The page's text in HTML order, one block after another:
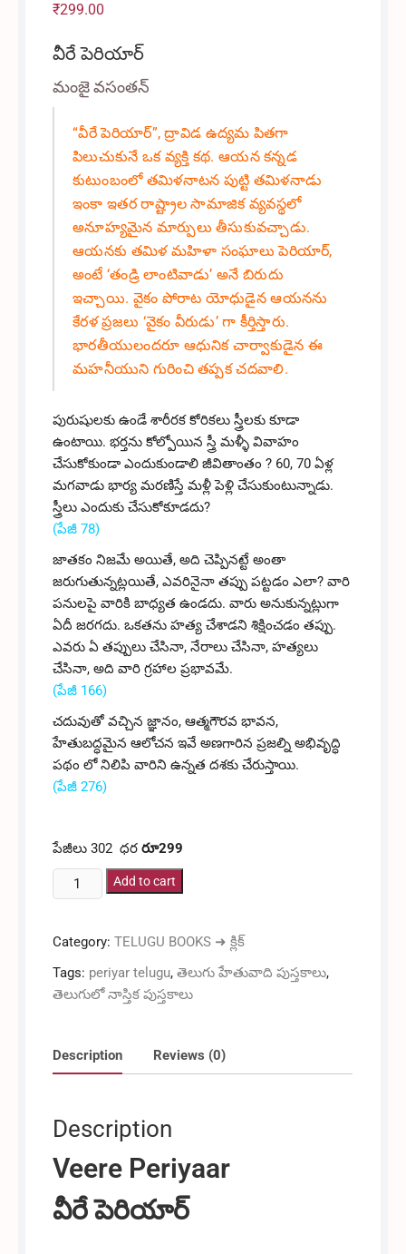
₹299.00
వీరే పెరియార్
మంజై వసంతన్
“వీరే పెరియార్”, ద్రావిడ ఉద్యమ పితగా
పిలుచుకునే ఒక వ్యక్తి కథ. ఆయన కన్నడ
కుటుంబంలో తమిళనాటన పుట్టి తమిళనాడు
ఇంకా ఇతర రాష్ట్రాల సామాజిక వ్యవస్థలో
అనూహ్యమైన మార్పులు తీసుకువచ్చాడు.
ఆయనకు తమిళ మహిళా సంఘాలు పెరియార్,
అంటే ‘తండ్రి లాంటివాడు’ అనే బిరుదు
ఇచ్చాయి. వైకం పోరాట యోధుడైన ఆయనను
కేరళ ప్రజలు ‘వైకం వీరుడు’ గా కీర్తిస్తారు.
భారతీయులందరూ ఆధునిక చార్వాకుడైన ఈ
మహనీయుని గురించి తప్పక చదవాలి.
పురుషులకు ఉండే శారీరక కోరికలు స్త్రీలకు కూడా
ఉంటాయి. భర్తను కోల్పోయిన స్త్రీ మళ్ళీ వివాహం
చేసుకోకుండా ఎందుకుండాలి జీవితాంతం ? 60, 70 ఏళ్ల
మగవాడు భార్య మరణిస్తే మళ్లీ పెళ్లి చేసుకుంటున్నాడు.
స్త్రీలు ఎందుకు చేసుకోకూడదు?
(పేజీ 78)
జాతకం నిజమే అయితే, అది చెప్పినట్టే అంతా
జరుగుతున్నట్లయితే, ఎవరినైనా తప్పు పట్టడం ఎలా? వారి
పనులపై వారికి బాధ్యత ఉండదు. వారు అనుకున్నట్లుగా
ఏదీ జరగదు. ఒకతను హత్య చేశాడని శిక్షించడం తప్పు.
ఎవరు ఏ తప్పులు చేసినా, నేరాలు చేసినా, హత్యలు
చేసినా, అది వారి గ్రహాల ప్రభావమే.
(పేజీ 166)
చదువుతో వచ్చిన జ్ఞానం, ఆత్మగౌరవ భావన,
హేతుబద్ధమైన ఆలోచన ఇవే అణగారిన ప్రజల్ని అభివృద్ధి
పథం లో నిలిపి వారిని ఉన్నత దశకు చేరుస్తాయి.
(పేజీ 276)
పేజీలు 302 ధరరూ299
పెరియార్
quantity
Add to cart
Category:TELUGU BOOKS ➜ క్లిక్
Tags: periyar telugu,తెలుగు హేతువాది పుస్తకాలు,
తెలుగులో నాస్తిక పుస్తకాలు
Description Reviews (0)
Description
Veere Periyaar
వీరే పెరియార్